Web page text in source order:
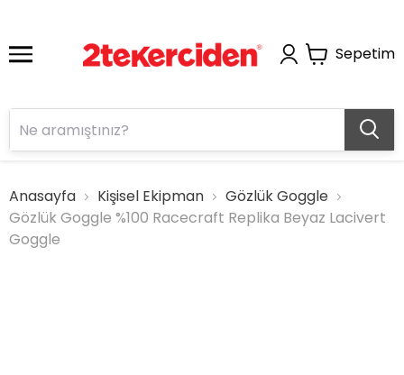
Sepetim
Anasayfa Kişisel Ekipman
Gözlük Goggle
Gözlük Goggle %100 Racecraft Replika Beyaz Lacivert
Goggle